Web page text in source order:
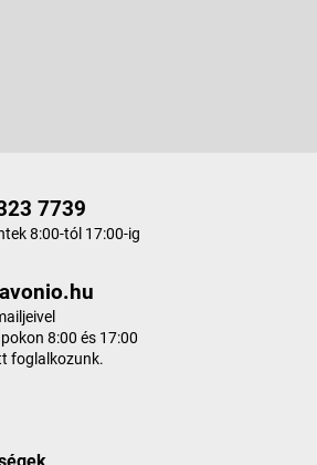
7739
8:00-tól 17:00-ig
8:00 és 17:00
foglalkozunk.